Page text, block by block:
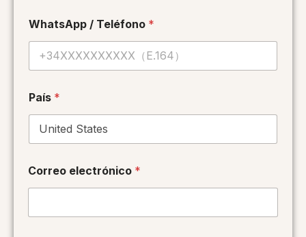
WhatsApp / Teléfono *
País *
e
l
Correo electrónico *